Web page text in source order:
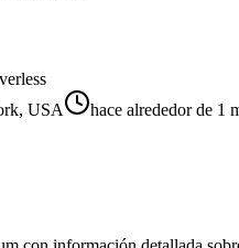
USA
hace alrededor de 1